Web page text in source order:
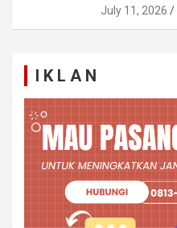
July 11, 2026
I K L A N